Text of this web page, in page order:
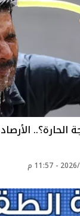
الحارة؟..